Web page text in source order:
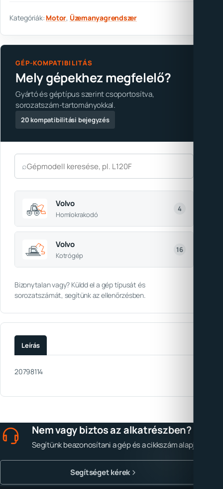
Kategóriák: Motor, Üzemanyagrendszer
GÉP-KOMPATIBILITÁS
Mely gépekhez megfelelő?
Gyártó és géptípus szerint csoportosítva,
sorozatszám-tartományokkal.
20 kompatibilitási bejegyzés
⌕
Volvo
Homlokrakodó
4
Volvo
Kotrógép
16
Bizonytalan vagy? Küldd el a gép típusát és
sorozatszámát, segítünk az ellenőrzésben.
Leírás
20798114
Nem vagy biztos az alkatrészben?
Segítünk beazonosítani a gép és a cikkszám alapján.
Segítséget kérek